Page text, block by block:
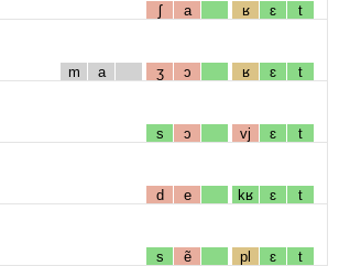
ʃ a ʁ ɛ t
m a ʒ ɔ ʁ ɛ t
s ɔ vj ɛ t
d e kʁ ɛ t
s ẽ pl ɛ t